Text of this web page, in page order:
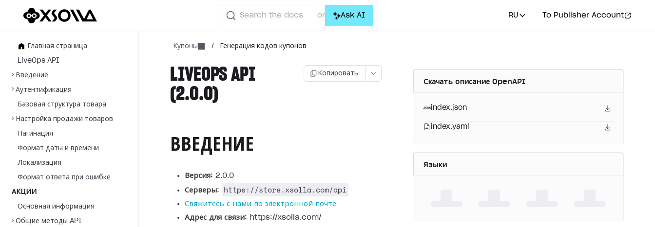
Search the docs or Ask AI RU To Publisher Account
Главная страница
LiveOps API
Введение
Аутентификация
Базовая структура товара
Настройка продажи товаров
Пагинация
Формат даты и времени
Локализация
Формат ответа при ошибке
АКЦИИ
Основная информация
Общие методы API
Купоны / Генерация кодов купонов
LIVEOPS API
(2.0.0)
Копировать
ВВЕДЕНИЕ
Версия: 2.0.0
Серверы: https://store.xsolla.com/api
Свяжитесь с нами по электронной почте
Адрес для связи: https://xsolla.com/
Скачать описание OpenAPI
index.json
index.yaml
Языки